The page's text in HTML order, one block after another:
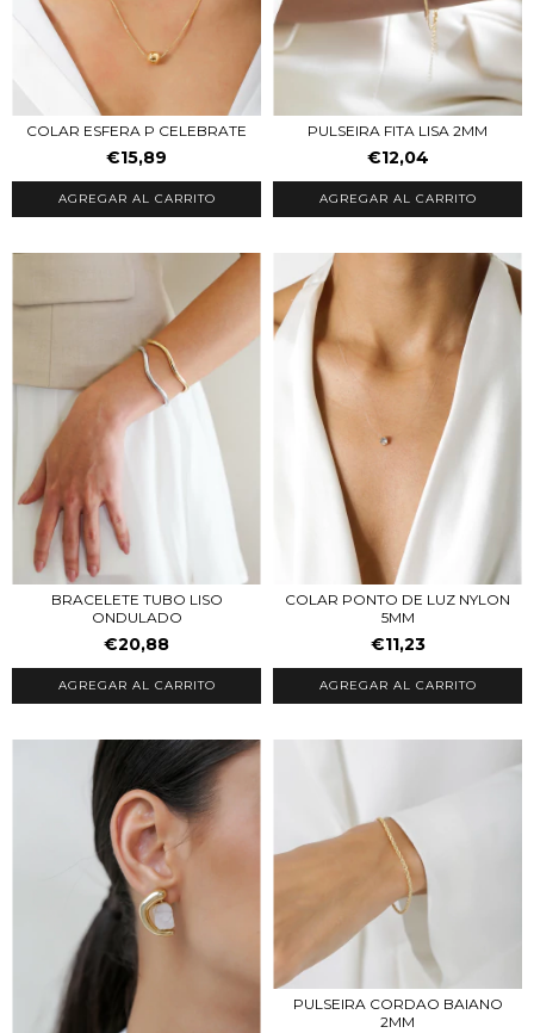
COLAR ESFERA P CELEBRATE
€15,89
AGREGAR AL CARRITO
PULSEIRA FITA LISA 2MM
€12,04
AGREGAR AL CARRITO
BRACELETE TUBO LISO
ONDULADO
€20,88
AGREGAR AL CARRITO
COLAR PONTO DE LUZ NYLON
5MM
€11,23
AGREGAR AL CARRITO
PULSEIRA CORDAO BAIANO
2MM